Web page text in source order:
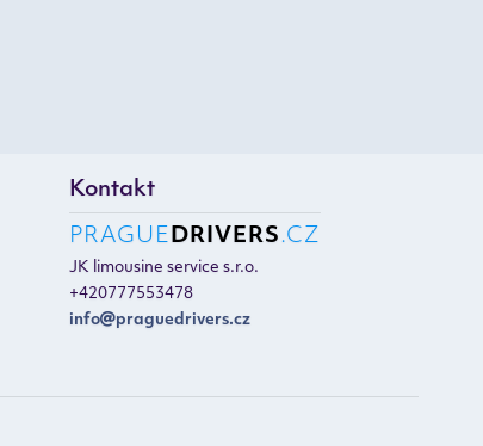
Kontakt
PRAGUE DRIVERS.CZ
JK limousine service s.r.o.
+420777553478
info
praguedrivers.cz